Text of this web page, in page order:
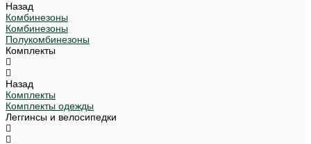
Назад
Комбинезоны
Комбинезоны
Полукомбинезоны
Комплекты
Назад
Комплекты
Комплекты одежды
Леггинсы и велосипедки